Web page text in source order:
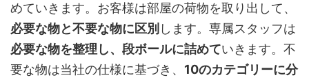
めていきます。お客様は部屋の荷物を取り出して、
必要な物と不要な物に区別 します。専属スタッフは
必要な物を整理し、段ボールに詰めていきます。不
要な物は当社の仕様に基づき、 10のカテゴリーに分